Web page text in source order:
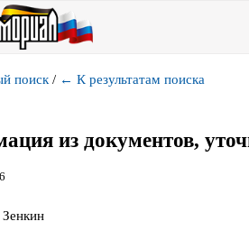
поиск / ← К результатам поиска
из документов,
Зенкин